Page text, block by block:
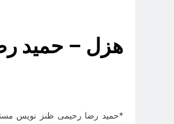
هزل – حمید
*حمید رضا رحیمی ظنز نویس